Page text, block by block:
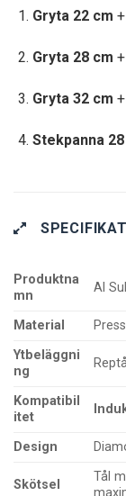
Gryta 22 cm
Gryta 28 cm
Gryta 32 cm
Stekpanna
Produktna
mn
Al
Material
Ytbeläggni
ng
Kompatibil
itet
Design
Skötsel
Tål